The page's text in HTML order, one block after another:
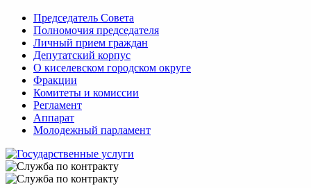
Председатель Совета
Полномочия председателя
Личный прием граждан
Депутатский корпус
О киселевском городском округе
Фракции
Комитеты и комиссии
Регламент
Аппарат
Молодежный парламент